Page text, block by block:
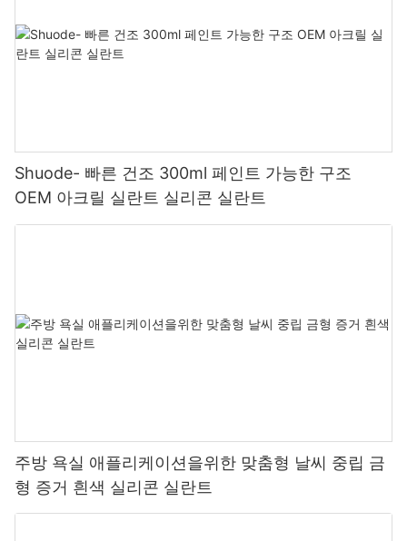
Shuode- 빠른 건조 300ml 페인트 가능한 구조
OEM 아크릴 실란트 실리콘 실란트
주방 욕실 애플리케이션을위한 맞춤형 날씨 중립 금
형 증거 흰색 실리콘 실란트